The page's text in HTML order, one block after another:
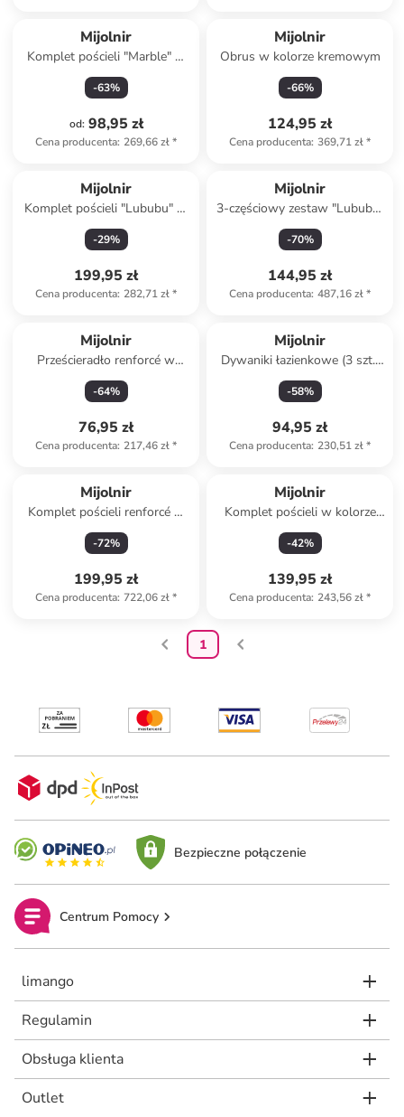
Mijolnir
Komplet pościeli "Marble" w
kolorze niebiesko-fioletowym
-63%
od: 98,95 zł
Cena producenta: 269,66 zł*
Mijolnir
Obrus w kolorze kremowym
-66%
124,95 zł
Cena producenta: 369,71 zł*
Mijolnir
Komplet pościeli "Lububu" w
kolorze jasnoróżowym
-29%
199,95 zł
Cena producenta: 282,71 zł*
Mijolnir
3-częściowy zestaw "Lububu"
w kolorze żółtym
-70%
144,95 zł
Cena producenta: 487,16 zł*
Mijolnir
Prześcieradło renforcé w
kolorze jasnoróżowym na
gumce
-64%
76,95 zł
Cena producenta: 217,46 zł*
Mijolnir
Dywaniki łazienkowe (3 szt.)
"Wonder" w kolorze zielonym
-58%
94,95 zł
Cena producenta: 230,51 zł*
Mijolnir
Komplet pościeli renforcé w
kolorze beżowo-kremowym
-72%
199,95 zł
Cena producenta: 722,06 zł*
Mijolnir
Komplet pościeli w kolorze
beżowym
-42%
139,95 zł
Cena producenta: 243,56 zł*
1
Bezpieczne połączenie
Centrum Pomocy
limango
Regulamin
Obsługa klienta
Outlet